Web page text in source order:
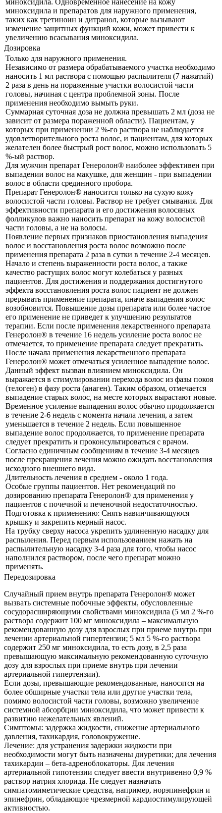
миноксидила. Одновременное нанесение на кожу
миноксидила и препаратов для наружного применения,
таких как третиноин и дитранол, которые вызывают
изменение защитных функций кожи, может привести к
увеличению всасывания миноксидила.
Дозировка
Только для наружного применения.
Независимо от размера обрабатываемого участка необходимо
наносить 1 мл раствора с помощью распылителя (7 нажатий)
2 раза в день на пораженные участки волосистой части
головы, начиная с центра проблемной зоны. После
применения необходимо вымыть руки.
Суммарная суточная доза не должна превышать 2 мл (доза не
зависит от размера пораженной области). Пациентам, у
которых при применении 2 %-го раствора не наблюдается
удовлетворительного роста волос, и пациентам, для которых
желателен более быстрый рост волос, можно использовать 5
%-ый раствор.
Для мужчин препарат Генеролон® наиболее эффективен при
выпадении волос на макушке, для женщин - при выпадении
волос в области срединного пробора.
Препарат Генеролон® наносится только на сухую кожу
волосистой части головы. Раствор не требует смывания. Для
эффективности препарата и его достижения волосяных
фолликулов важно наносить препарат на кожу волосистой
части головы, а не на волосы.
Появление первых признаков приостановления выпадения
волос и восстановления роста волос возможно после
применения препарата 2 раза в сутки в течение 2-4 месяцев.
Начало и степень выраженности роста волос, а также
качество растущих волос могут колебаться у разных
пациентов. Для достижения и поддержания достигнутого
эффекта восстановления роста волос пациент не должен
прерывать применение препарата, иначе выпадения волос
возобновится. Повышение дозы препарата или более частое
его применение не приведет к улучшению результатов
терапии. Если после применения лекарственного препарата
Генеролон® в течение 16 недель усиление роста волос не
отмечается, то применение препарата следует прекратить.
После начала применения лекарственного препарата
Генеролон® может отмечаться усиленное выпадение волос.
Данный эффект вызван влиянием миноксидила. Он
выражается в стимулировании перехода волос из фазы покоя
(телоген) в фазу роста (анаген). Таким образом, отмечается
выпадение старых волос, на месте которых вырастают новые.
Временное усиление выпадения волос обычно продолжается
в течение 2-6 недель с момента начала лечения, а затем
уменьшается в течение 2 недель. Если повышенное
выпадение волос продолжается, то применение препарата
следует прекратить и проконсультироваться с врачом.
Согласно единичным сообщениям в течение 3-4 месяцев
после прекращения лечения можно ожидать восстановления
исходного внешнего вида.
Длительность лечения в среднем - около 1 года.
Особые группы пациентов. Нет рекомендаций по
дозированию препарата Генеролон® для применения у
пациентов с почечной и печеночной недостаточностью.
Подготовка к применению: Снять навинчивающуюся
крышку и закрепить мерный насос.
На трубку сверху насоса укрепить удлиненную насадку для
распыления. Перед первым использованием нажать на
распылительную насадку 3-4 раза для того, чтобы насос
наполнился раствором, после чего препарат можно
применять.
Передозировка
Случайный прием внутрь препарата Генеролон® может
вызвать системные побочные эффекты, обусловленные
сосудорасширяющими свойствами миноксидила (5 мл 2 %-го
раствора содержит 100 мг миноксидила – максимальную
рекомендованную дозу для взрослых при приеме внутрь при
лечении артериальной гипертензии; 5 мл 5 %-го раствора
содержит 250 мг миноксидила, то есть дозу, в 2,5 раза
превышающую максимальную рекомендованную суточную
дозу для взрослых при приеме внутрь при лечении
артериальной гипертензии).
Если дозы, превышающие рекомендованные, наносятся на
более обширные участки тела или другие участки тела,
помимо волосистой части головы, возможно увеличение
системной абсорбции миноксидила, что может привести к
развитию нежелательных явлений.
Симптомы: задержка жидкости, снижение артериального
давления, тахикардия, головокружение.
Лечение: для устранения задержки жидкости при
необходимости могут быть назначены диуретики; для лечения
тахикардии – бета-адреноблокаторы. Для лечения
артериальной гипотензии следует ввести внутривенно 0,9 %
раствор натрия хлорида. Не следует назначать
симпатомиметические средства, например, норэпинефрин и
эпинефрин, обладающие чрезмерной кардиостимулирующей
активностью.